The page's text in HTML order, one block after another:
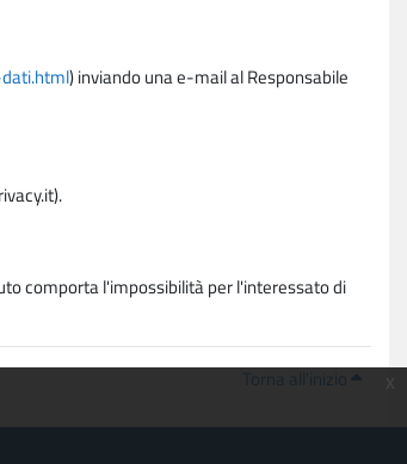
) inviando una e-mail al Responsabile
comporta l'impossibilità per l'interessato di
Torna all'inizio